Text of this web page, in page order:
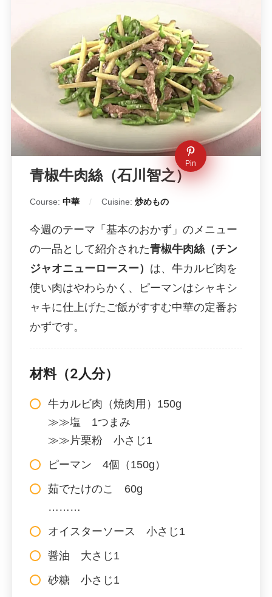
Pin
青椒牛肉絲（石川智之）
Course: 中華 Cuisine: 炒めもの
今週のテーマ「基本のおかず」のメニュー
の一品として紹介された青椒牛肉絲（チン
ジャオニューロースー） は、牛カルビ肉を
使い肉はやわらかく、ピーマンはシャキシ
ャキに仕上げたご飯がすすむ中華の定番お
かずです。
材料（2人分）
牛カルビ肉（焼肉用）150g
≫≫塩 1つまみ
≫≫片栗粉 小さじ1
ピーマン 4個（150g）
茹でたけのこ 60g
………
オイスターソース 小さじ1
醤油 大さじ1
砂糖 小さじ1